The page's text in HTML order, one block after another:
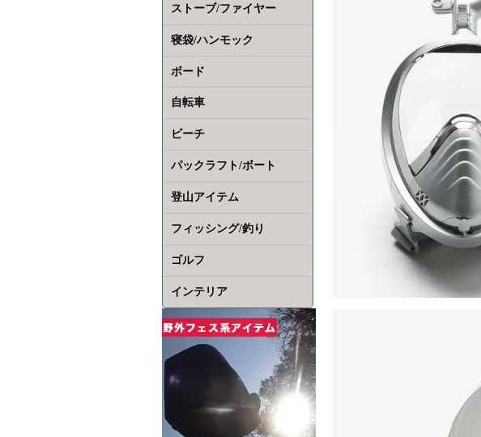
ストーブ/ファイヤー
寝袋/ハンモック
ボード
自転車
ビーチ
パックラフト/ボート
登山アイテム
フィッシング/釣り
ゴルフ
インテリア